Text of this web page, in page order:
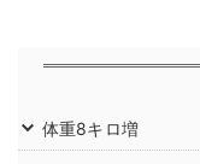
体重8キロ増